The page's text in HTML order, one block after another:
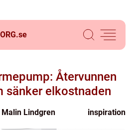
se
Återvunnen
sänker elkostnaden
Malin Lindgren inspiration